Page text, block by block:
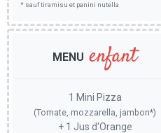
* sauf tiramisu et panini nutella
MENU enfant
1 Mini Pizza
(Tomate, mozzarella, jambon*)
+ 1 Jus d'Orange